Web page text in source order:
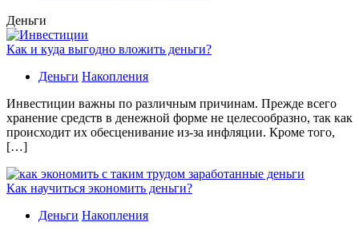
Деньги
Как и куда выгодно вложить деньги?
Деньги Накопления
Инвестиции важны по различным причинам. Прежде всего
хранение средств в денежной форме не целесообразно, так как
происходит их обесценивание из-за инфляции. Кроме того,
[…]
Как научиться экономить деньги?
Деньги Накопления